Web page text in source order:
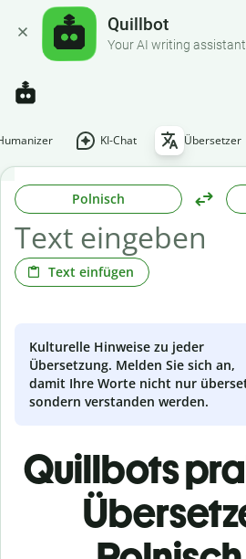
Quillbot
Your AI writing assistant
KI-Chat Übersetzer
Polnisch
Text einfügen
Kulturelle Hinweise zu jeder
Übersetzung. Melden Sie sich an,
damit Ihre Worte nicht nur
sondern verstanden werden.
Quillbots